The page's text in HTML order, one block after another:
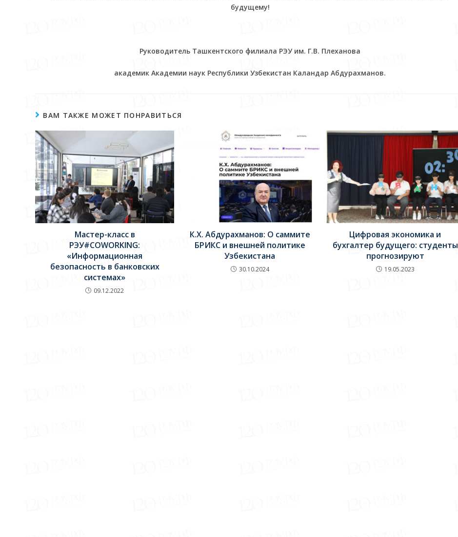
будущему!
Руководитель Ташкентского филиала РЭУ им. Г.В. Плеханова
академик Академии наук Республики Узбекистан Каландар Абдурахманов.
ВАМ ТАКЖЕ МОЖЕТ ПОНРАВИТЬСЯ
Мастер-класс в
РЭУ#COWORKING:
«Информационная
безопасность в банковских
системах»
09.12.2022
К.Х. Абдурахманов: О саммите
БРИКС и внешней политике
Узбекистана
30.10.2024
Цифровая экономика и
бухгалтер будущего: студенты
прогнозируют
19.05.2023